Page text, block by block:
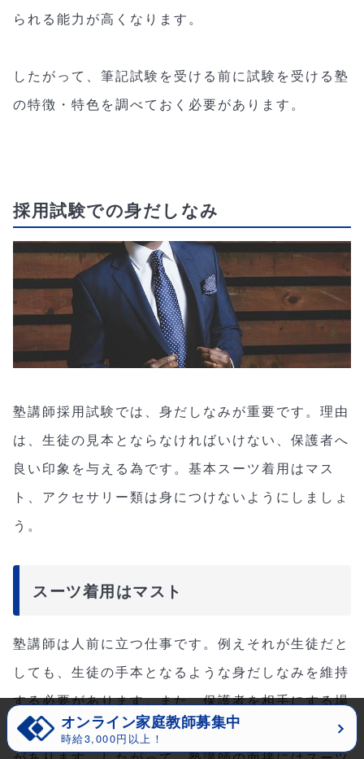
られる能力が高くなります。
したがって、筆記試験を受ける前に試験を受ける塾
の特徴・特色を調べておく必要があります。
採用試験での身だしなみ
塾講師採用試験では、身だしなみが重要です。理由
は、生徒の見本とならなければいけない、保護者へ
良い印象を与える為です。基本スーツ着用はマス
ト、アクセサリー類は身につけないようにしましょ
う。
スーツ着用はマスト
塾講師は人前に立つ仕事です。例えそれが生徒だと
しても、生徒の手本となるような身だしなみを維持
する必要があります。また、保護者を相手にする場
合、カジュアルな服装では塾の信頼を落とす可能性
オンライン家庭教師募集中
時給3,000円以上！